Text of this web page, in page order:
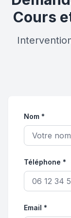
Cours
Nom *
Téléphone *
Email *